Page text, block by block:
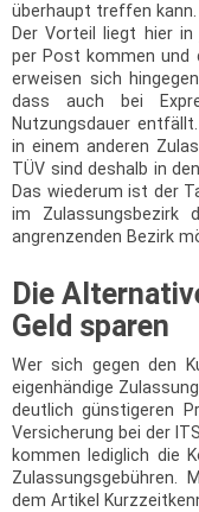
überhaupt treffen kann.
Der Vorteil liegt hier in
per Post kommen und
erweisen sich
dass auch bei
Nutzungsdauer
in einem anderen
TÜV sind deshalb in
Das wiederum ist der
im Zulassungsbezirk
angrenzenden Bezirk
Die
Geld sparen
Wer sich gegen den
eigenhändige
deutlich günstigeren
Versicherung bei der
kommen lediglich die
Zulassungsgebühren.
dem Artikel